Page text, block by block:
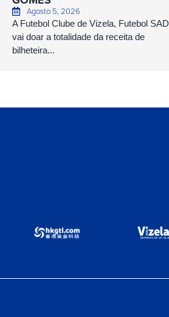
Agosto 5, 2026
A Futebol Clube de Vizela, Futebol SAD
vai doar a totalidade da receita de
bilheteira...